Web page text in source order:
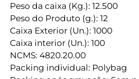
Peso da caixa (Kg.): 12.500
Peso do Produto (g.): 12
Caixa Exterior (Un.): 1000
Caixa interior (Un.): 100
NCMS: 4820.20.00
Packing individual: Polybag